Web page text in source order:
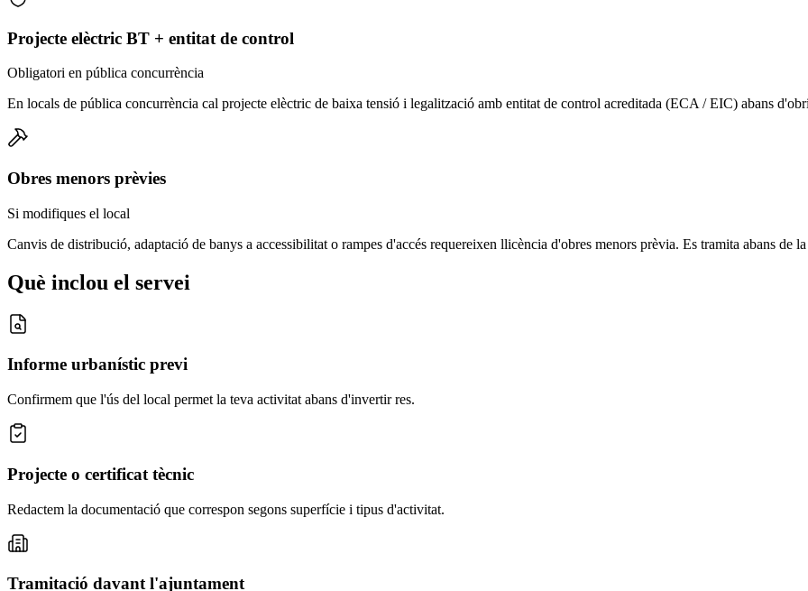
Projecte elèctric BT + entitat de control
Obligatori en pública concurrència
En locals de pública concurrència cal projecte elèctric de baixa tensió i legalització amb entitat de control acreditada (ECA / EIC) abans
Obres menors prèvies
Si modifiques el local
Canvis de distribució, adaptació de banys a accessibilitat o rampes d'accés requereixen llicència d'obres menors prèvia. Es tramita abans de
Què inclou el servei
Informe urbanístic previ
Confirmem que l'ús del local permet la teva activitat abans d'invertir res.
Projecte o certificat tècnic
Redactem la documentació que correspon segons superfície i tipus d'activitat.
Tramitació davant l'ajuntament